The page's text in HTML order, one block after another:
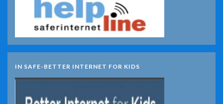
IN SAFE-BETTER INTERNET FOR KIDS